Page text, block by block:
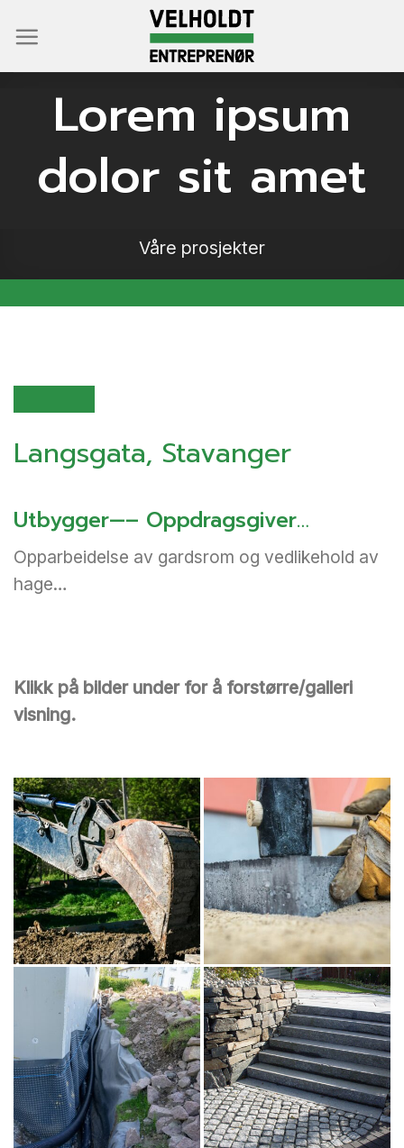
to
content
Lorem ipsum
dolor sit amet
Våre prosjekter
Langsgata, Stavanger
Utbygger—– Oppdragsgiver…
Opparbeidelse av gardsrom og vedlikehold av
hage…
Klikk på bilder under for å forstørre/galleri
visning.